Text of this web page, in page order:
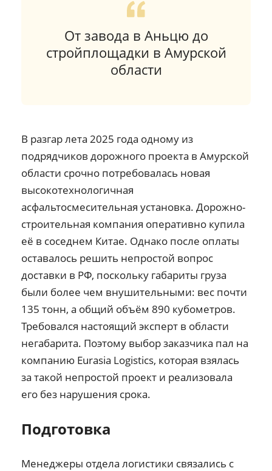
От завода в Аньцю до
стройплощадки в Амурской
области
В разгар лета 2025 года одному из
подрядчиков дорожного проекта в Амурской
области срочно потребовалась новая
высокотехнологичная
асфальтосмесительная установка. Дорожно-
строительная компания оперативно купила
её в соседнем Китае. Однако после оплаты
оставалось решить непростой вопрос
доставки в РФ, поскольку габариты груза
были более чем внушительными: вес почти
135 тонн, а общий объём 890 кубометров.
Требовался настоящий эксперт в области
негабарита. Поэтому выбор заказчика пал на
компанию Eurasia Logistics, которая взялась
за такой непростой проект и реализовала
его без нарушения срока.
Подготовка
Менеджеры отдела логистики связались с